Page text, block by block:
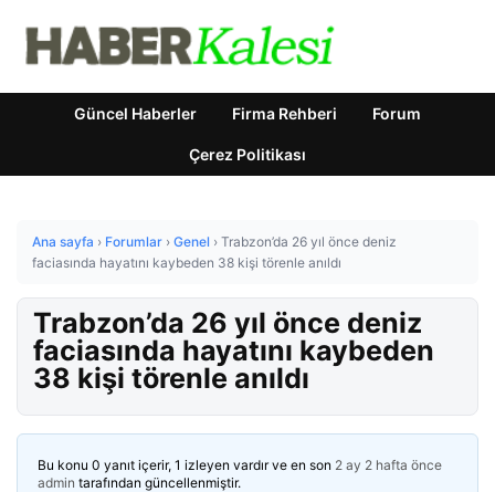
Güncel Haberler Firma Rehberi Forum
Çerez Politikası
Ana sayfa › Forumlar › Genel › Trabzon’da 26 yıl önce deniz
faciasında hayatını kaybeden 38 kişi törenle anıldı
Trabzon’da 26 yıl önce deniz
faciasında hayatını kaybeden
38 kişi törenle anıldı
Bu konu 0 yanıt içerir, 1 izleyen vardır ve en son 2 ay 2 hafta önce
admin tarafından güncellenmiştir.